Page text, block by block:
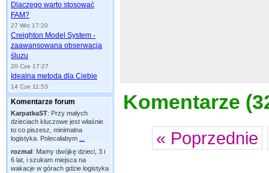
Dlaczego warto stosować
FAM?
27 Wrz 17:20
Creighton Model System -
zaawansowana obserwacja
śluzu
20 Cze 17:27
Idealna metoda dla Ciebie
14 Cze 11:53
Komentarze forum
KarpatkaST: Przy małych
dzieciach kluczowe jest właśnie
to co piszesz, minimalna
logistyka. Polecałabym
rozmal: Mamy dwójkę dzieci, 3 i
6 lat, i szukam miejsca na
wakacje w górach gdzie logistyka
Komentarze (
« Poprzednie